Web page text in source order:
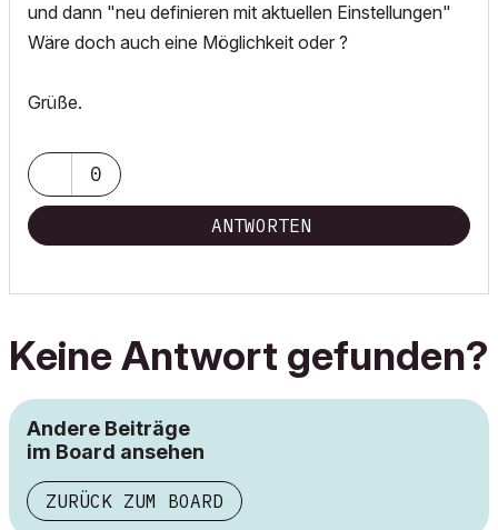
und dann "neu definieren mit aktuellen Einstellungen"
Wäre doch auch eine Möglichkeit oder ?
Grüße.
0
ANTWORTEN
Keine Antwort gefunden?
Andere Beiträge
im Board ansehen
ZURÜCK ZUM BOARD